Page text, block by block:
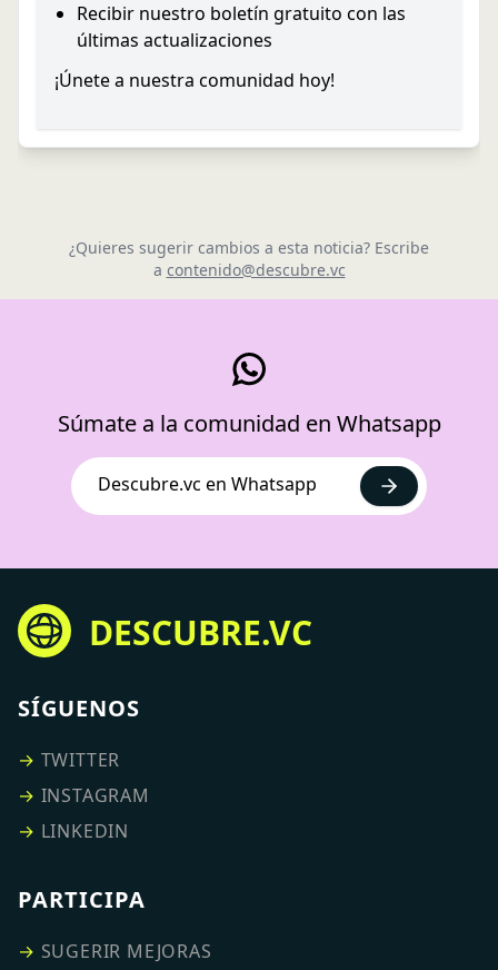
Recibir nuestro boletín gratuito con las
últimas actualizaciones
¡Únete a nuestra comunidad hoy!
¿Quieres sugerir cambios a esta noticia? Escribe
a contenido@descubre.vc
Súmate a la comunidad en Whatsapp
Descubre.vc en Whatsapp
DESCUBRE.VC
SÍGUENOS
→ TWITTER
→ INSTAGRAM
→ LINKEDIN
PARTICIPA
→ SUGERIR MEJORAS